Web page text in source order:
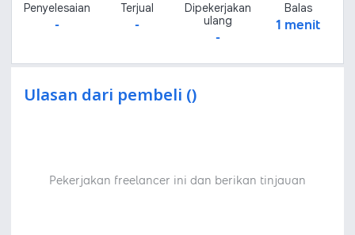
Penyelesaian
-
Terjual
-
Dipekerjakan
ulang
-
Balas
1 menit
Ulasan dari pembeli ()
Pekerjakan freelancer ini dan berikan tinjauan